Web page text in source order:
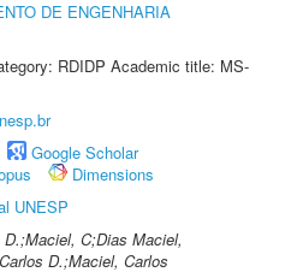
DE ENGENHARIA
RDIDP Academic title: MS-
Google Scholar
Dimensions
UNESP
C;Dias Maciel,
D.;Maciel, Carlos